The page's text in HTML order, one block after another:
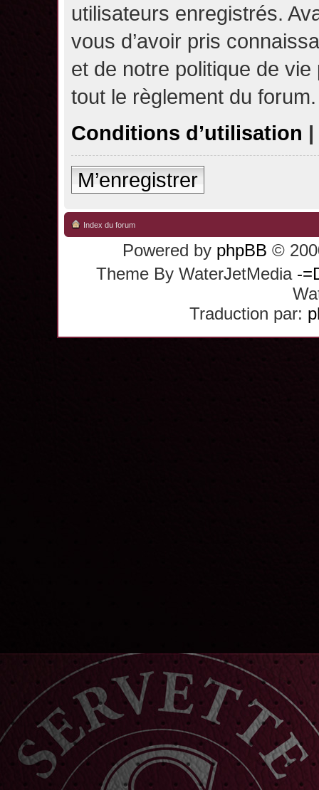
utilisateurs enregistrés.
vous d’avoir pris
et de notre politique de
tout le règlement du forum.
Conditions d’utilisation |
M’enregistrer
Index du forum
Powered by phpBB ©
Theme By WaterJetMedia -
Traduction par: